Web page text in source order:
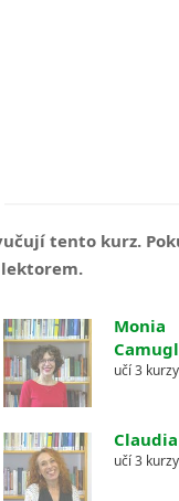
tento kurz.
Monia
učí 3 kurzy
učí 3 kurzy